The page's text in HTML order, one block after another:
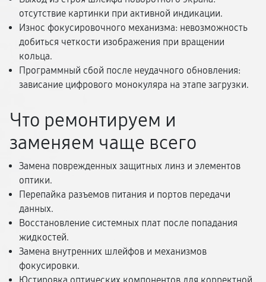
отсутствие картинки при активной индикации.
Износ фокусировочного механизма: невозможность
добиться четкости изображения при вращении
кольца.
Программный сбой после неудачного обновления:
зависание цифрового монокуляра на этапе загрузки.
Что ремонтируем и
заменяем чаще всего
Замена поврежденных защитных линз и элементов
оптики.
Перепайка разъемов питания и портов передачи
данных.
Восстановление системных плат после попадания
жидкостей.
Замена внутренних шлейфов и механизмов
фокусировки.